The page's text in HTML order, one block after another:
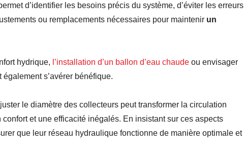
d’identifier les besoins précis du système, d’éviter les erreurs
ou remplacements nécessaires pour maintenir un
hydrique, l’installation d’un ballon d’eau chaude ou envisager
également s’avérer bénéfique.
le diamètre des collecteurs peut transformer la circulation
et une efficacité inégalés. En insistant sur ces aspects
que leur réseau hydraulique fonctionne de manière optimale et